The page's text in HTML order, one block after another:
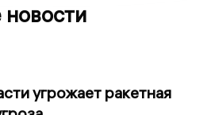
угрожает ракетная